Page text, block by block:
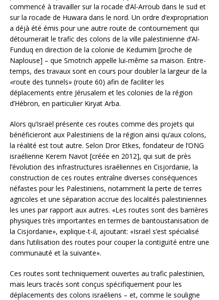
commencé à travailler sur la rocade d’Al-Arroub dans le sud et
sur la rocade de Huwara dans le nord. Un ordre d’expropriation
a déjà été émis pour une autre route de contournement qui
détournerait le trafic des colons de la ville palestinienne d’Al-
Funduq en direction de la colonie de Kedumim [proche de
Naplouse] – que Smotrich appelle lui-même sa maison. Entre-
temps, des travaux sont en cours pour doubler la largeur de la
«route des tunnels» (route 60) afin de faciliter les
déplacements entre Jérusalem et les colonies de la région
d’Hébron, en particulier Kiryat Arba.
Alors qu’Israël présente ces routes comme des projets qui
bénéficieront aux Palestiniens de la région ainsi qu’aux colons,
la réalité est tout autre. Selon Dror Etkes, fondateur de l’ONG
israélienne Kerem Navot [créée en 2012], qui suit de près
l’évolution des infrastructures israéliennes en Cisjordanie, la
construction de ces routes entraîne diverses conséquences
néfastes pour les Palestiniens, notamment la perte de terres
agricoles et une séparation accrue des localités palestiniennes
les unes par rapport aux autres. «Les routes sont des barrières
physiques très importantes en termes de bantoustanisation de
la Cisjordanie», explique-t-il, ajoutant: «Israël s’est spécialisé
dans l’utilisation des routes pour couper la contiguïté entre une
communauté et la suivante».
Ces routes sont techniquement ouvertes au trafic palestinien,
mais leurs tracés sont conçus spécifiquement pour les
déplacements des colons israéliens – et, comme le souligne